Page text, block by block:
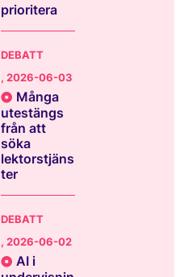
prioritera
DEBATT
, 2026-06-03
Många
utestängs
från att
söka
lektorstjäns
ter
DEBATT
, 2026-06-02
AI i